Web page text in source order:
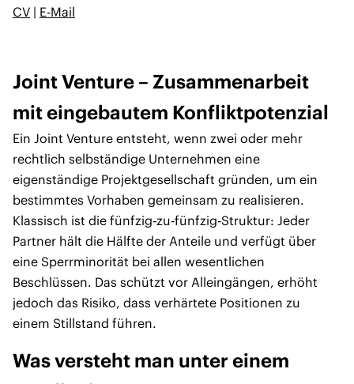
CV | E-Mail
Joint Venture – Zusammenarbeit
mit eingebautem Konfliktpotenzial
Ein Joint Venture entsteht, wenn zwei oder mehr
rechtlich selbständige Unternehmen eine
eigenständige Projektgesellschaft gründen, um ein
bestimmtes Vorhaben gemeinsam zu realisieren.
Klassisch ist die fünfzig‑zu‑fünfzig‑Struktur: Jeder
Partner hält die Hälfte der Anteile und verfügt über
eine Sperrminorität bei allen wesentlichen
Beschlüssen. Das schützt vor Alleingängen, erhöht
jedoch das Risiko, dass verhärtete Positionen zu
einem Stillstand führen.
Was versteht man unter einem